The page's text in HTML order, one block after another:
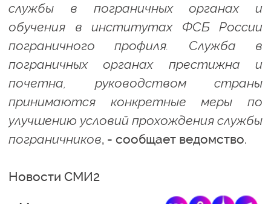
службы в пограничных органах и
обучения в институтах ФСБ России
пограничного профиля. Служба в
пограничных органах престижна и
почетна, руководством страны
принимаются конкретные меры по
улучшению условий прохождения службы
пограничников, - сообщает ведомство.
Новости СМИ2